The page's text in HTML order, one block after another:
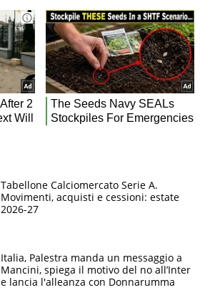
Tabellone Calciomercato Serie A.
Movimenti, acquisti e cessioni: estate
2026-27
Italia, Palestra manda un messaggio a
Mancini, spiega il motivo del no all’Inter
e lancia l'alleanza con Donnarumma